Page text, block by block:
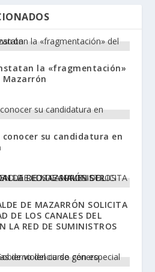
la «fragmentación»
conocer su candidatura en
DE MAZARRÓN SOLICITA
DE LOS CANALES DEL
LA RED DE SUMINISTROS